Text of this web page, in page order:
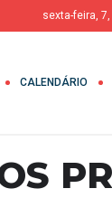
sexta-feira,
CALENDÁRIO